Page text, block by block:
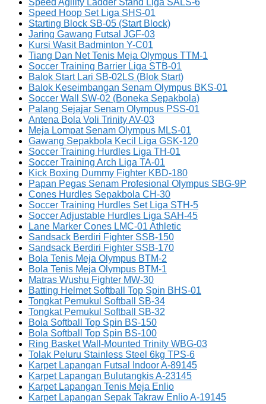
Speed Hoop Set Liga SHS-01
Starting Block SB-05 (Start Block)
Jaring Gawang Futsal JGF-03
Kursi Wasit Badminton Y-C01
Tiang Dan Net Tenis Meja Olympus TTM-1
Soccer Training Barrier Liga STB-01
Balok Start Lari SB-02LS (Blok Start)
Balok Keseimbangan Senam Olympus BKS-01
Soccer Wall SW-02 (Boneka Sepakbola)
Palang Sejajar Senam Olympus PSS-01
Antena Bola Voli Trinity AV-03
Meja Lompat Senam Olympus MLS-01
Gawang Sepakbola Kecil Liga GSK-120
Soccer Training Hurdles Liga TH-01
Soccer Training Arch Liga TA-01
Kick Boxing Dummy Fighter KBD-180
Papan Pegas Senam Profesional Olympus SBG-9P
Cones Hurdles Sepakbola CH-30
Soccer Training Hurdles Set Liga STH-5
Soccer Adjustable Hurdles Liga SAH-45
Lane Marker Cones LMC-01 Athletic
Sandsack Berdiri Fighter SSB-150
Sandsack Berdiri Fighter SSB-170
Bola Tenis Meja Olympus BTM-2
Bola Tenis Meja Olympus BTM-1
Matras Wushu Fighter MW-30
Batting Helmet Softball Top Spin BHS-01
Tongkat Pemukul Softball SB-34
Tongkat Pemukul Softball SB-32
Bola Softball Top Spin BS-150
Bola Softball Top Spin BS-100
Ring Basket Wall-Mounted Trinity WBG-03
Tolak Peluru Stainless Steel 6kg TPS-6
Karpet Lapangan Futsal Indoor A-89145
Karpet Lapangan Bulutangkis A-23145
Karpet Lapangan Tenis Meja Enlio
Karpet Lapangan Sepak Takraw Enlio A-19145